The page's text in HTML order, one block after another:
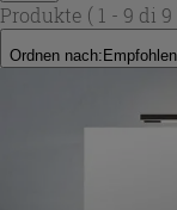
Produkte ( 1 - 9 di 9
Ordnen nach: Empfohlen